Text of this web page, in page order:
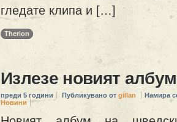
гледате клипа и […]
Therion
Излезе новият
преди 5 години Публикувано от gillan
Намира
Новини